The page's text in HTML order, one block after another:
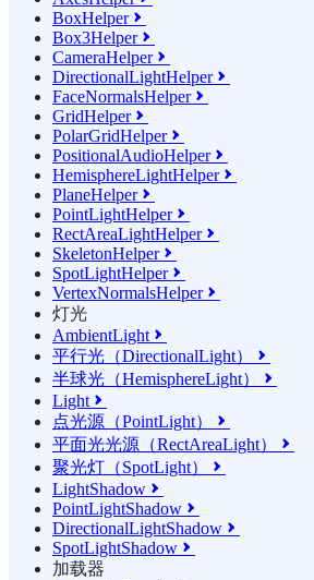
BoxHelper
Box3Helper
CameraHelper
DirectionalLightHelper
FaceNormalsHelper
GridHelper
PolarGridHelper
PositionalAudioHelper
HemisphereLightHelper
PlaneHelper
PointLightHelper
RectAreaLightHelper
SkeletonHelper
SpotLightHelper
VertexNormalsHelper
灯光
AmbientLight 
平行光（DirectionalLight） 
半球光（HemisphereLight） 
Light 
点光源（PointLight） 
平面光光源（RectAreaLight） 
聚光灯（SpotLight） 
LightShadow 
PointLightShadow 
DirectionalLightShadow 
SpotLightShadow 
加载器